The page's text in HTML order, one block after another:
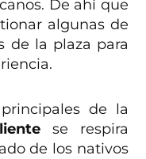
De ahí que
algunas de
de la plaza para
de la
se respira
de los nativos